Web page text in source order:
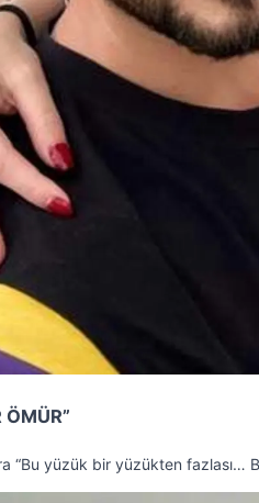
ÖMÜR”
“Bu yüzük bir yüzükten fazlası…